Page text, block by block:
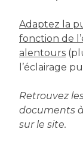
Adaptez la
fonction de
alentours
l’éclairage
Retrouvez
documents
sur le site.